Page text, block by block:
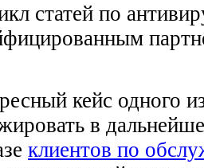
статей по
кейс одного
в
клиентов по